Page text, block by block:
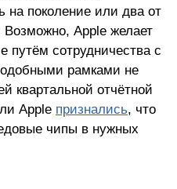
на поколение или два от
Возможно, Apple желает
путём сотрудничества с
рамками не
квартальной отчётной
Apple признались, что
чипы в нужных